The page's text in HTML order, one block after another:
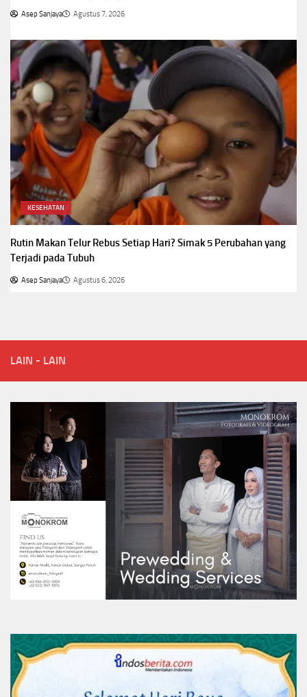
Asep Sanjaya Agustus 7, 2026
KESEHATAN
Rutin Makan Telur Rebus Setiap Hari? Simak 5 Perubahan yang
Terjadi pada Tubuh
Asep Sanjaya Agustus 6, 2026
LAIN - LAIN